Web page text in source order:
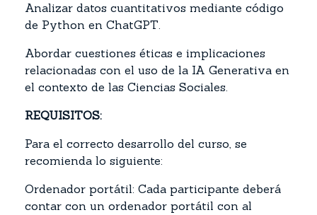
Analizar datos cuantitativos mediante código
de Python en ChatGPT.
Abordar cuestiones éticas e implicaciones
relacionadas con el uso de la IA Generativa en
el contexto de las Ciencias Sociales.
REQUISITOS:
Para el correcto desarrollo del curso, se
recomienda lo siguiente:
Ordenador portátil: Cada participante deberá
contar con un ordenador portátil con al